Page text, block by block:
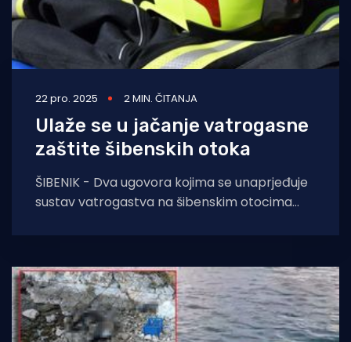
22 pro. 2025 2 MIN. ČITANJA
Ulaže se u jačanje vatrogasne
zaštite šibenskih otoka
ŠIBENIK - Dva ugovora kojima se unaprjeđuje
sustav vatrogastva na šibenskim otocima
gradonačelnika Grada Šibenika.